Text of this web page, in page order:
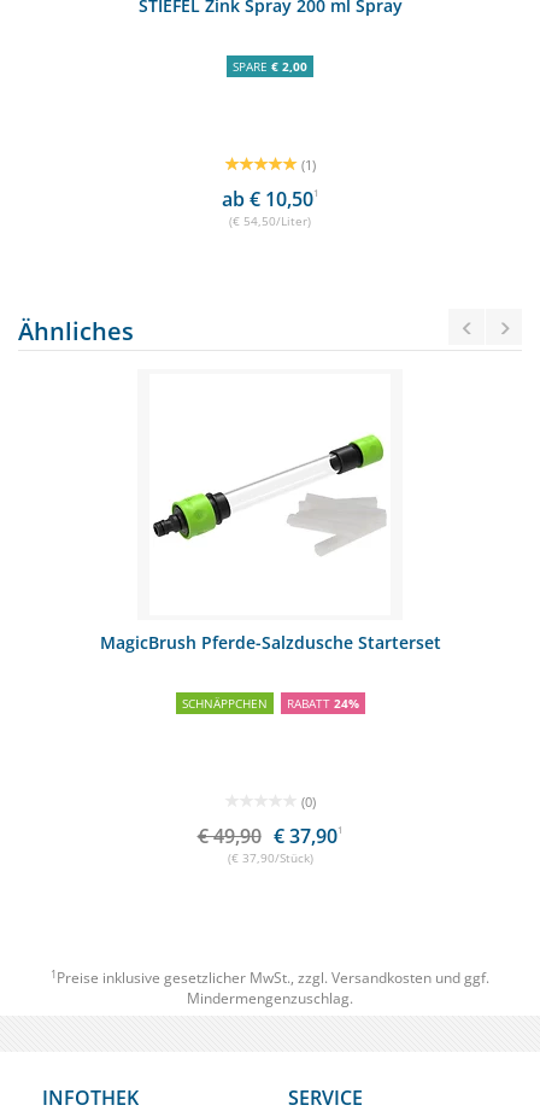
STIEFEL Zink Spray 200 ml Spray
SPARE € 2,00
(1)
ab € 10,501
(€ 54,50/Liter)
Ähnliches
MagicBrush Pferde-Salzdusche Starterset
SCHNÄPPCHEN RABATT 24%
(0)
€ 49,90 € 37,901
(€ 37,90/Stück)
1 Preise inklusive gesetzlicher MwSt., zzgl. Versandkosten und ggf.
Mindermengenzuschlag.
INFOTHEK SERVICE